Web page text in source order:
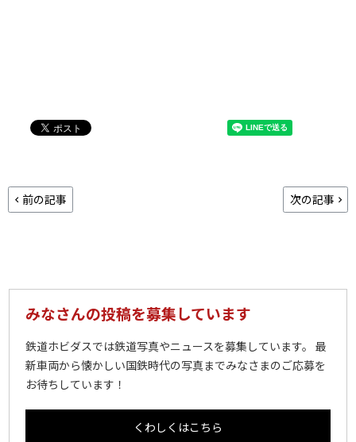
前の記事 次の記事
みなさんの投稿を募集しています
鉄道ホビダスでは鉄道写真やニュースを募集しています。 最
新車両から懐かしい国鉄時代の写真までみなさまのご応募を
お待ちしています！
くわしくはこちら